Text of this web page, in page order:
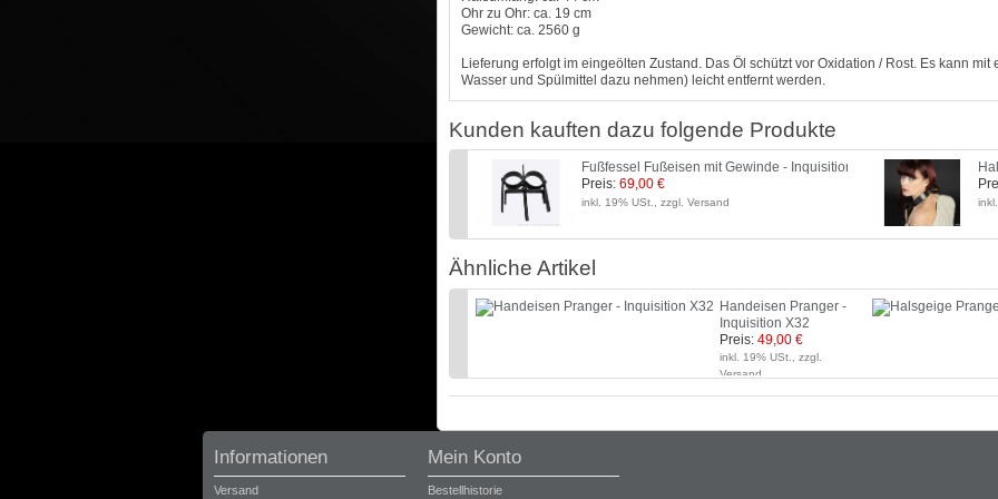
Ohr zu Ohr: ca. 19 cm
Gewicht: ca. 2560 g
Lieferung erfolgt im eingeölten Zustand. Das Öl schützt vor Oxidation / Rost. Es kann
Wasser und Spülmittel dazu nehmen) leicht entfernt werden.
Kunden kauften dazu folgende Produkte
Fußfessel Fußeisen mit Gewinde - Inquisition X27
Preis: 69,00 €
inkl. 19% USt., zzgl. Versand
Ähnliche Artikel
Handeisen Pranger -
Inquisition X32
Preis: 49,00 €
inkl. 19% USt., zzgl.
Versand
Informationen
Versand
Mein Konto
Bestellhistorie